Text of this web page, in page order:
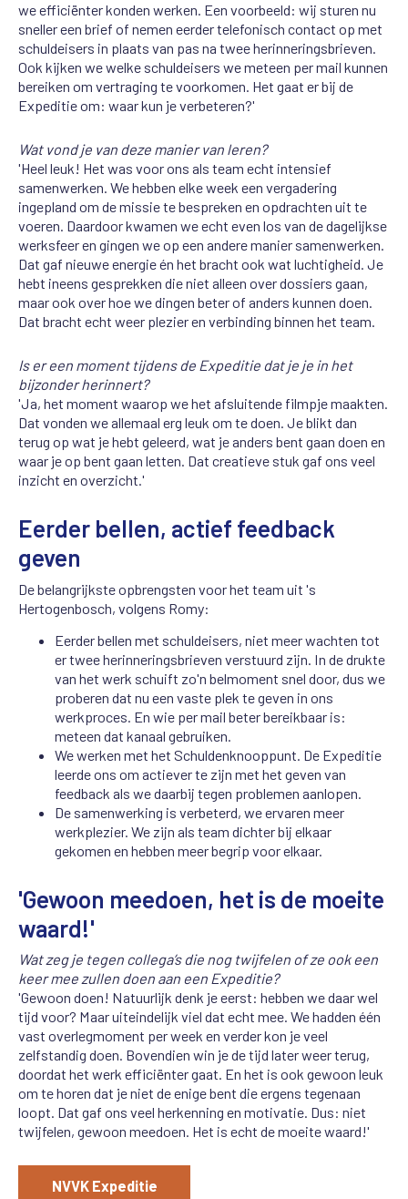
we efficiënter konden werken. Een voorbeeld: wij sturen nu
sneller een brief of nemen eerder telefonisch contact op met
schuldeisers in plaats van pas na twee herinneringsbrieven.
Ook kijken we welke schuldeisers we meteen per mail kunnen
bereiken om vertraging te voorkomen. Het gaat er bij de
Expeditie om: waar kun je verbeteren?'
Wat vond je van deze manier van leren?
'Heel leuk! Het was voor ons als team echt intensief
samenwerken. We hebben elke week een vergadering
ingepland om de missie te bespreken en opdrachten uit te
voeren. Daardoor kwamen we echt even los van de dagelijkse
werksfeer en gingen we op een andere manier samenwerken.
Dat gaf nieuwe energie én het bracht ook wat luchtigheid. Je
hebt ineens gesprekken die niet alleen over dossiers gaan,
maar ook over hoe we dingen beter of anders kunnen doen.
Dat bracht echt weer plezier en verbinding binnen het team.
Is er een moment tijdens de Expeditie dat je je in het
bijzonder herinnert?
'Ja, het moment waarop we het afsluitende filmpje maakten.
Dat vonden we allemaal erg leuk om te doen. Je blikt dan
terug op wat je hebt geleerd, wat je anders bent gaan doen en
waar je op bent gaan letten. Dat creatieve stuk gaf ons veel
inzicht en overzicht.'
Eerder bellen, actief feedback
geven
De belangrijkste opbrengsten voor het team uit 's
Hertogenbosch, volgens Romy:
Eerder bellen met schuldeisers, niet meer wachten tot
er twee herinneringsbrieven verstuurd zijn. In de drukte
van het werk schuift zo'n belmoment snel door, dus we
proberen dat nu een vaste plek te geven in ons
werkproces. En wie per mail beter bereikbaar is:
meteen dat kanaal gebruiken.
We werken met het Schuldenknooppunt. De Expeditie
leerde ons om actiever te zijn met het geven van
feedback als we daarbij tegen problemen aanlopen.
De samenwerking is verbeterd, we ervaren meer
werkplezier. We zijn als team dichter bij elkaar
gekomen en hebben meer begrip voor elkaar.
'Gewoon meedoen, het is de moeite
waard!'
Wat zeg je tegen collega’s die nog twijfelen of ze ook een
keer mee zullen doen aan een Expeditie?
'Gewoon doen! Natuurlijk denk je eerst: hebben we daar wel
tijd voor? Maar uiteindelijk viel dat echt mee. We hadden één
vast overlegmoment per week en verder kon je veel
zelfstandig doen. Bovendien win je de tijd later weer terug,
doordat het werk efficiënter gaat. En het is ook gewoon leuk
om te horen dat je niet de enige bent die ergens tegenaan
loopt. Dat gaf ons veel herkenning en motivatie. Dus: niet
twijfelen, gewoon meedoen. Het is echt de moeite waard!'
NVVK Expeditie